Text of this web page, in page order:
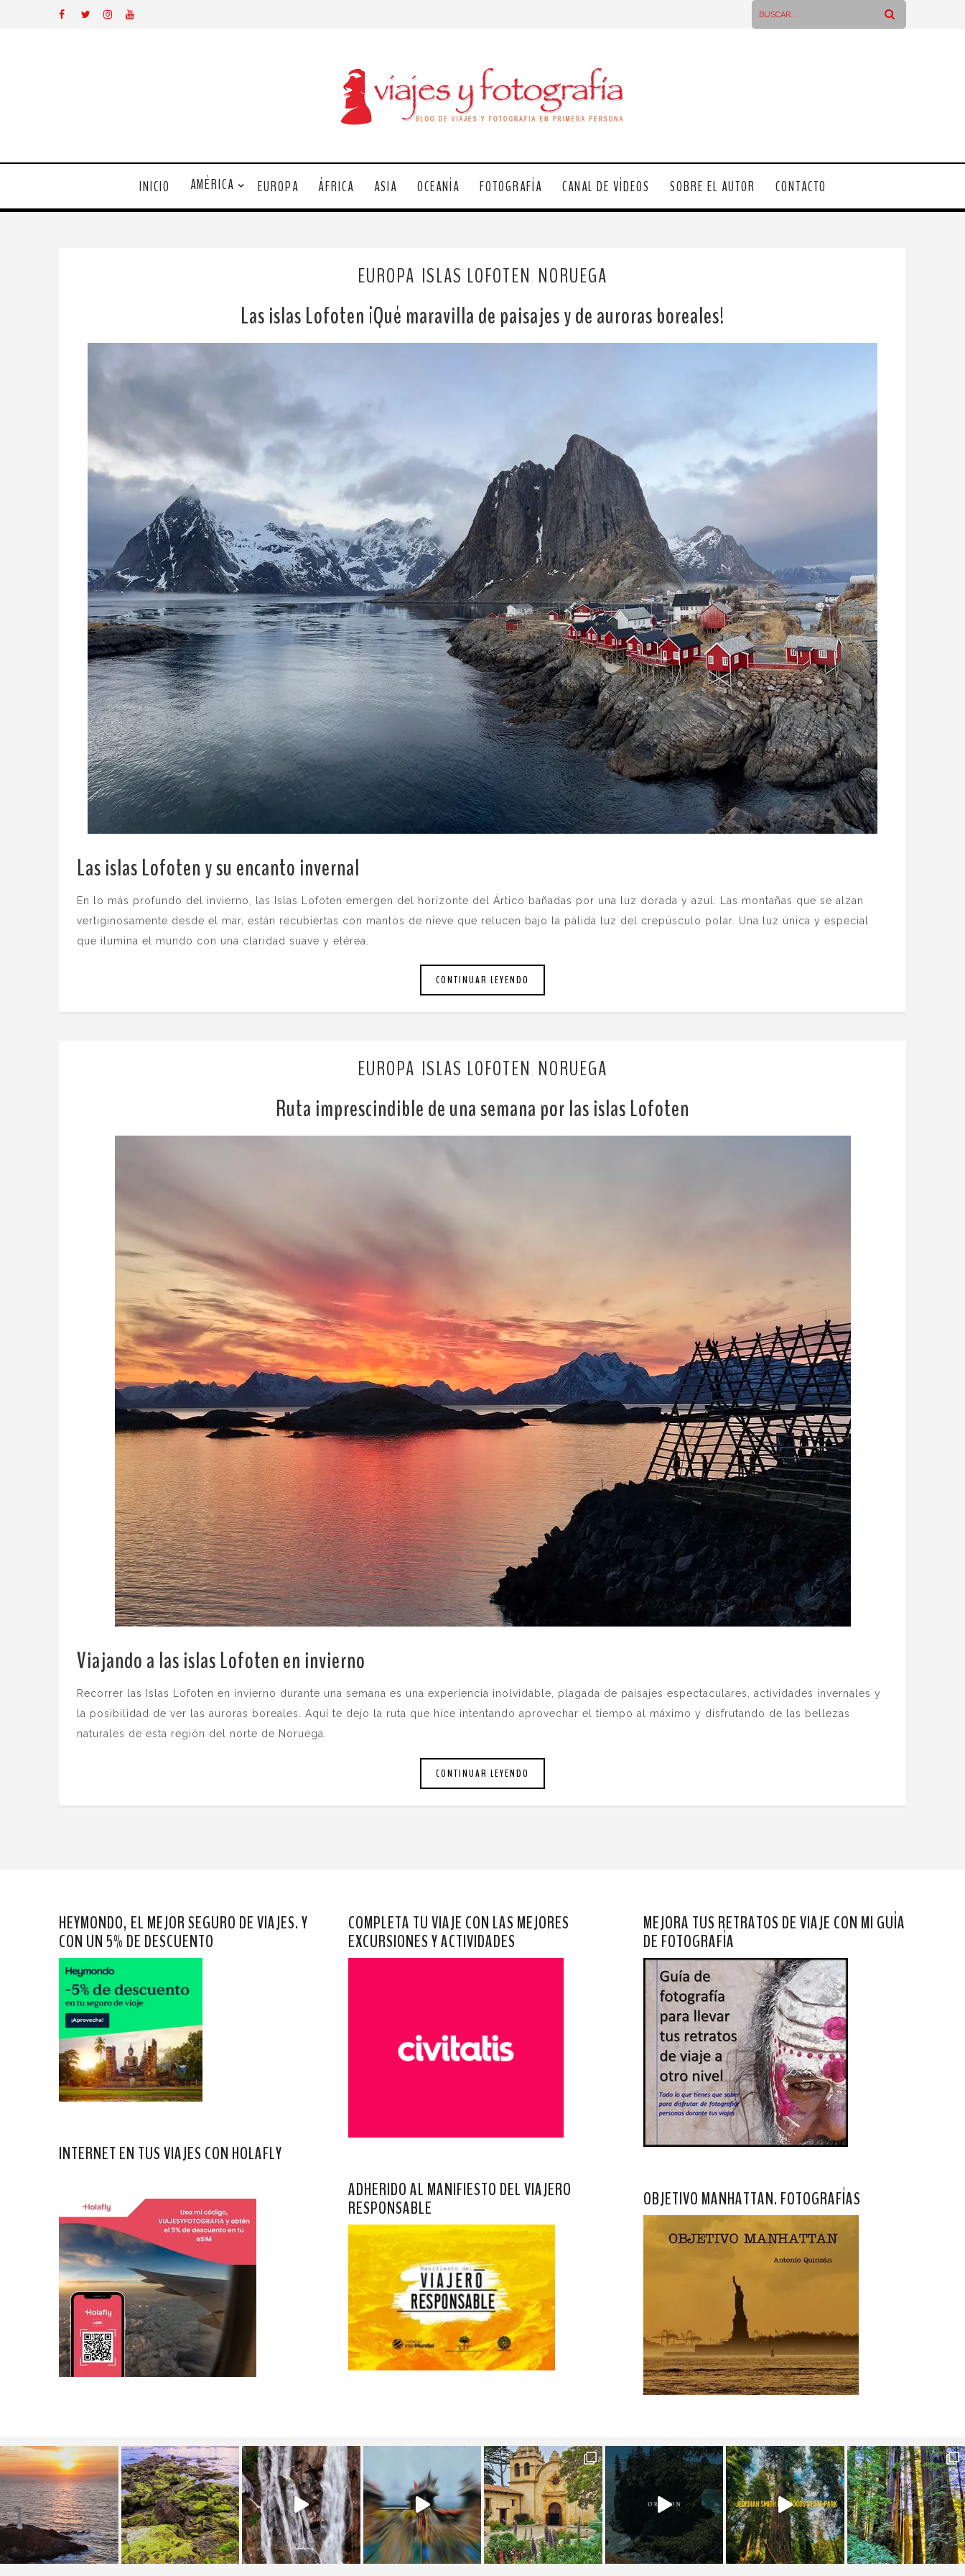
INICIO AMÉRICA EUROPA ÁFRICA ASIA OCEANÍA FOTOGRAFÍA CANAL DE VÍDEOS SOBRE EL AUTOR CONTACTO
EUROPA ISLAS LOFOTEN NORUEGA
Las islas Lofoten ¡Qué maravilla de paisajes y de auroras boreales!
Las islas Lofoten y su encanto invernal
En lo más profundo del invierno, las Islas Lofoten emergen del horizonte del Ártico bañadas por una luz dorada y azul. Las montañas que se alzan
vertiginosamente desde el mar, están recubiertas con mantos de nieve que relucen bajo la pálida luz del crepúsculo polar. Una luz única y especial
que ilumina el mundo con una claridad suave y etérea.
CONTINUAR LEYENDO
EUROPA, ISLAS LOFOTEN , NORUEGA
Ruta imprescindible de una semana por las islas Lofoten
Viajando a las islas Lofoten en invierno
Recorrer las Islas Lofoten en invierno durante una semana es una experiencia inolvidable, plagada de paisajes espectaculares, actividades invernales y
la posibilidad de ver las auroras boreales. Aquí te dejo la ruta que hice intentando aprovechar el tiempo al máximo y disfrutando de las bellezas
naturales de esta región del norte de Noruega.
CONTINUAR LEYENDO
HEYMONDO, EL MEJOR SEGURO DE VIAJES. Y
CON UN 5% DE DESCUENTO
INTERNET EN TUS VIAJES CON HOLAFLY
COMPLETA TU VIAJE CON LAS MEJORES
EXCURSIONES Y ACTIVIDADES
ADHERIDO AL MANIFIESTO DEL VIAJERO
RESPONSABLE
MEJORA TUS RETRATOS DE VIAJE CON MI GUÍA
DE FOTOGRAFÍA
OBJETIVO MANHATTAN. FOTOGRAFÍAS